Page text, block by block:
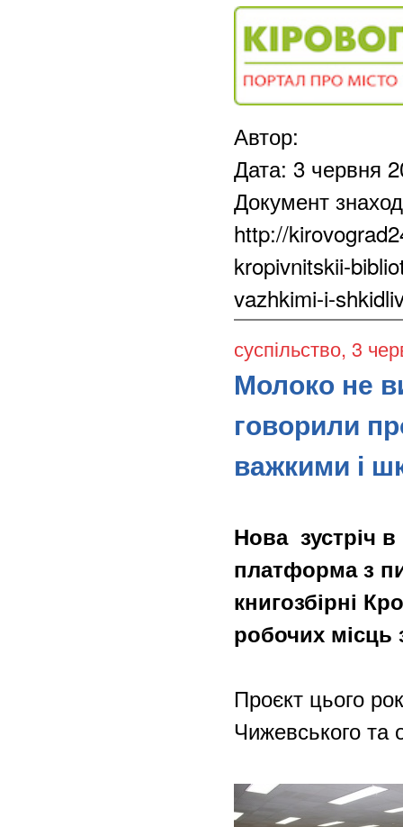
Автор:
Дата: 3 червня
Документ
http://
kropivnitskii-
vazhkimi-i-
суспільство, 3
Молоко не
говорили
важкими і
Нова зустріч
платформа з
книгозбірні
робочих
Проєкт цього
Чижевського та